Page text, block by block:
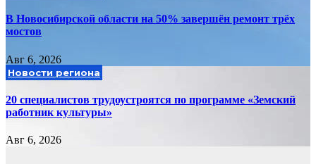
В Новосибирской области на 50% завершён ремонт трёх
мостов
Авг 6, 2026
Новости региона
20 специалистов трудоустроятся по программе «Земский
работник культуры»
Авг 6, 2026